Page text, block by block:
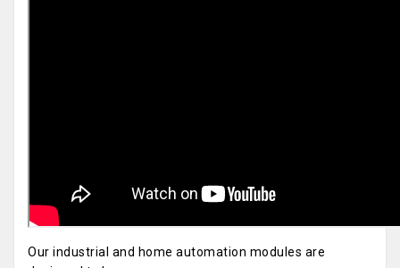
Our industrial and home automation modules are